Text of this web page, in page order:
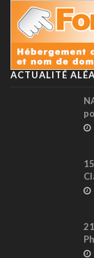
ACTUALITÉ